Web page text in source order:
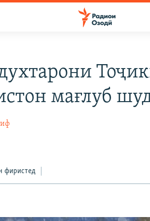
мағлуб
фиристед